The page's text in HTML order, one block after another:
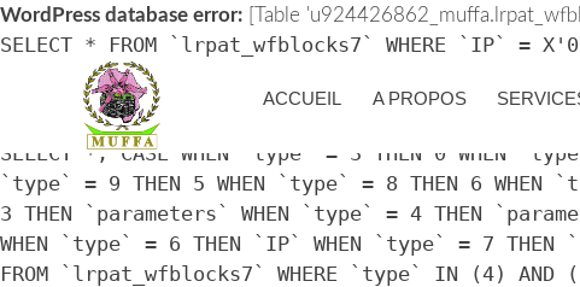
WordPress database error: [Table
SELECT * FROM `lrpat_wfblocks7` WHERE `IP` =
> UNIX_TIMESTAMP())
Erreur de la base de données WordPress :
SELECT *, CASE WHEN `type` = 3 THEN 0 WHEN
`type` = 9 THEN 5 WHEN `type` = 8 THEN 6 WHEN
3 THEN `parameters` WHEN `type` = 4 THEN
WHEN `type` = 6 THEN `IP` WHEN `type` = 7
FROM `lrpat_wfblocks7` WHERE `type` IN (4)
ACCUEIL A PROPOS